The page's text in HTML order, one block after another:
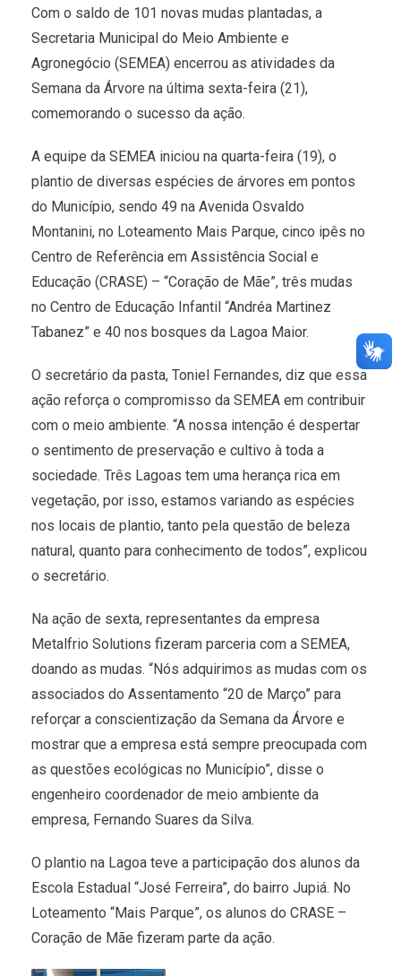
Com o saldo de 101 novas mudas plantadas, a
Secretaria Municipal do Meio Ambiente e
Agronegócio (SEMEA) encerrou as atividades da
Semana da Árvore na última sexta-feira (21),
comemorando o sucesso da ação.
A equipe da SEMEA iniciou na quarta-feira (19), o
plantio de diversas espécies de árvores em pontos
do Município, sendo 49 na Avenida Osvaldo
Montanini, no Loteamento Mais Parque, cinco ipês no
Centro de Referência em Assistência Social e
Educação (CRASE) – “Coração de Mãe”, três mudas
no Centro de Educação Infantil “Andréa Martinez
Tabanez” e 40 nos bosques da Lagoa Maior.
O secretário da pasta, Toniel Fernandes, diz que essa
ação reforça o compromisso da SEMEA em contribuir
com o meio ambiente. “A nossa intenção é despertar
o sentimento de preservação e cultivo à toda a
sociedade. Três Lagoas tem uma herança rica em
vegetação, por isso, estamos variando as espécies
nos locais de plantio, tanto pela questão de beleza
natural, quanto para conhecimento de todos”, explicou
o secretário.
Na ação de sexta, representantes da empresa
Metalfrio Solutions fizeram parceria com a SEMEA,
doando as mudas. “Nós adquirimos as mudas com os
associados do Assentamento “20 de Março” para
reforçar a conscientização da Semana da Árvore e
mostrar que a empresa está sempre preocupada com
as questões ecológicas no Município”, disse o
engenheiro coordenador de meio ambiente da
empresa, Fernando Suares da Silva.
O plantio na Lagoa teve a participação dos alunos da
Escola Estadual “José Ferreira”, do bairro Jupiá. No
Loteamento “Mais Parque”, os alunos do CRASE –
Coração de Mãe fizeram parte da ação.